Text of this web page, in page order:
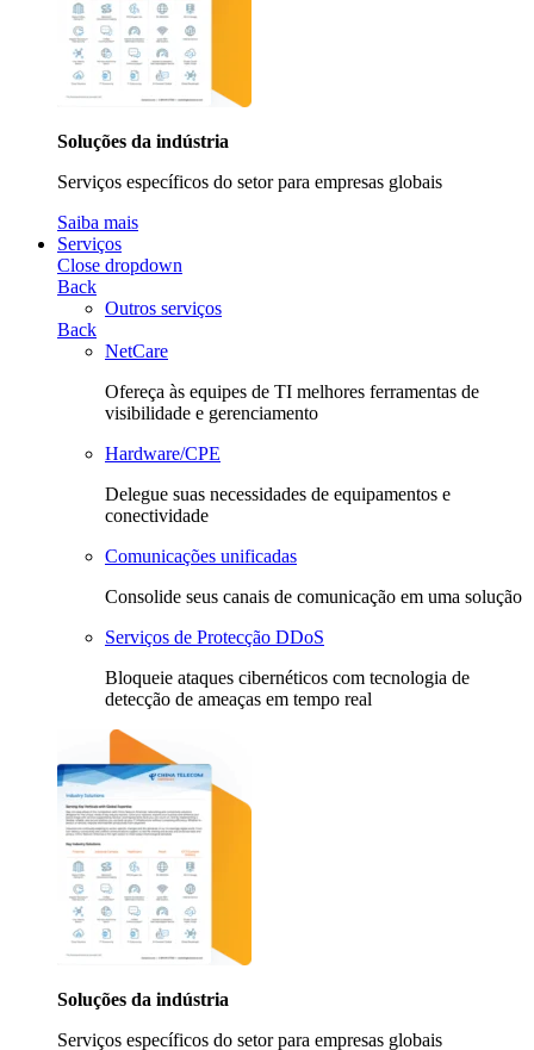
Soluções da indústria
Serviços específicos do setor para empresas globais
Saiba mais
Serviços
Close dropdown
Back
Outros serviços
Back
NetCare
Ofereça às equipes de TI melhores ferramentas de
visibilidade e gerenciamento
Hardware/CPE
Delegue suas necessidades de equipamentos e
conectividade
Comunicações unificadas
Consolide seus canais de comunicação em uma solução
Serviços de Protecção DDoS
Bloqueie ataques cibernéticos com tecnologia de
detecção de ameaças em tempo real
Soluções da indústria
Serviços específicos do setor para empresas globais